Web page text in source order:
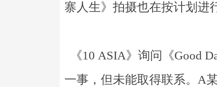
寨人生》拍摄也在按计划进
《10 ASIA》询问《Good
一事，但未能取得联系。A